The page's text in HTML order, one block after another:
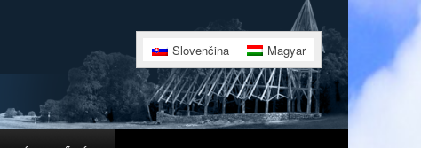
Slovenčina Magyar